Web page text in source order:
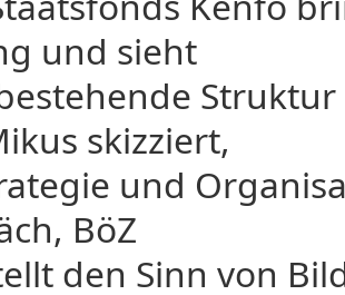
und sieht
skizziert,
und
BöZ
den Sinn von